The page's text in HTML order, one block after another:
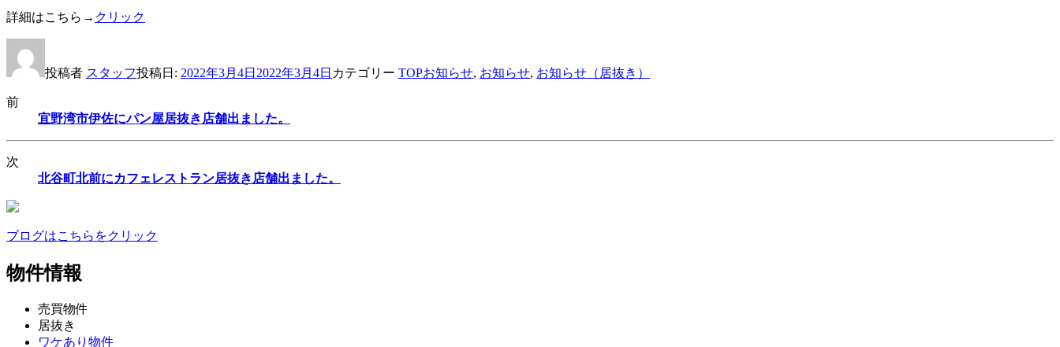
詳細はこちら→ クリック
投稿者 スタッフ投稿日: 2022年3月4日 2022年3月4日 カテゴリー TOPお知らせ, お知らせ, お知らせ（居抜き）
前
宜野湾市伊佐にパン屋居抜き店舗出ました。
次
北谷町北前にカフェレストラン居抜き店舗出ました。
ブログはこちらをクリック
物件情報
売買物件
居抜き
ワケあり物件